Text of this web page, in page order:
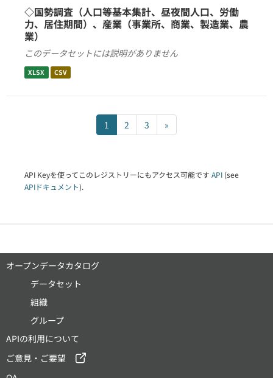
◇国勢調査（人口等基本集計、昼夜間人口、労働
力、居住期間）、産業（事業所、商業、製造業、農
業）
このデータセットには説明がありません
XLSX CSV
1 2 3 »
API Keyを使ってこのレジストリーにもアクセス可能です API (see
APIドキュメント).
オープンデータカタログ
データセット
組織
グループ
APIの利用について
ご意見・ご要望